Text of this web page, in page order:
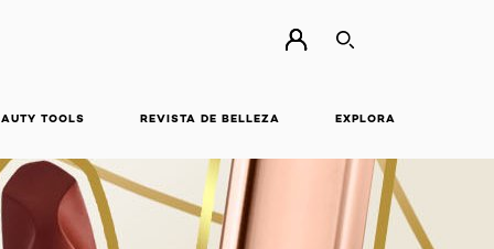
BUSCAR
TOOLS REVISTA DE BELLEZA EXPLORA